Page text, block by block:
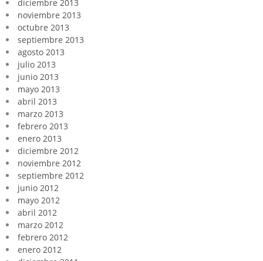
diciembre 2013
noviembre 2013
octubre 2013
septiembre 2013
agosto 2013
julio 2013
junio 2013
mayo 2013
abril 2013
marzo 2013
febrero 2013
enero 2013
diciembre 2012
noviembre 2012
septiembre 2012
junio 2012
mayo 2012
abril 2012
marzo 2012
febrero 2012
enero 2012